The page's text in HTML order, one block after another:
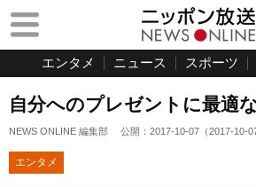
エンタメ ニュース スポーツ
自分へのプレゼントに最適
NEWS ONLINE 編集部 公開： 2017-10-07 （2017-10-
エンタメ